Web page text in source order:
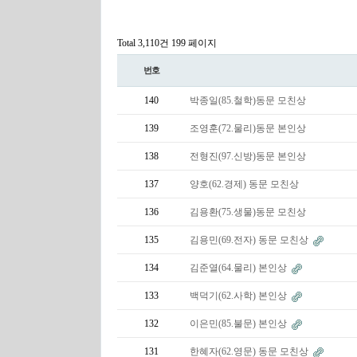
Total 3,110건 199 페이지
번호
140 박종일(85.철학)동문 모친상
139 조영훈(72.물리)동문 본인상
138 전형진(97.신방)동문 본인상
137 양호(62.경제) 동문 모친상
136 김용환(75.생물)동문 모친상
135 김용민(69.전자) 동문 모친상
134 김준열(64.물리) 본인상
133 백덕기(62.사학) 본인상
132 이은민(85.불문) 본인상
131 한혜자(62.영문) 동문 모친상